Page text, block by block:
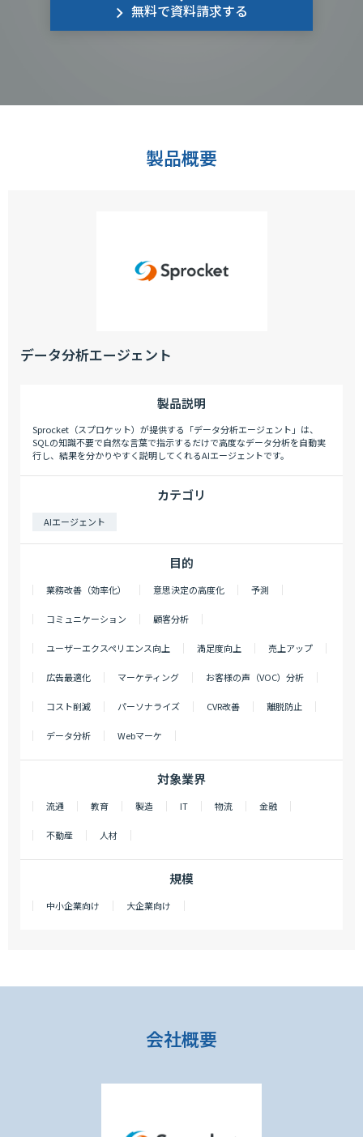
無料で資料請求する
製品概要
データ分析エージェント
製品説明
Sprocket（スプロケット）が提供する「データ分析エージェント」は、
SQLの知識不要で自然な言葉で指示するだけで高度なデータ分析を自動実
行し、結果を分かりやすく説明してくれるAIエージェントです。
カテゴリ
AIエージェント
目的
業務改善（効率化） 意思決定の高度化 予測
コミュニケーション 顧客分析
ユーザーエクスペリエンス向上 満足度向上 売上アップ
広告最適化 マーケティング お客様の声（VOC）分析
コスト削減 パーソナライズ CVR改善 離脱防止
データ分析 Webマーケ
対象業界
流通 教育 製造 IT 物流 金融
不動産 人材
規模
中小企業向け 大企業向け
会社概要